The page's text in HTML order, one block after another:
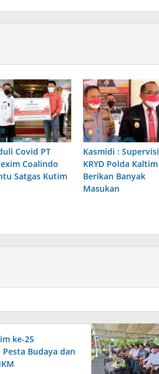
Covid PT
Coalindo
Satgas Kutim
Kasmidi : Supervisi
KRYD Polda Kaltim
Berikan Banyak
Masukan
ke-25
Budaya dan